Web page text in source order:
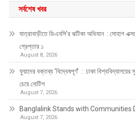
সর্বশেষ খবর
যাত্রাবাড়ীতে ডিএনসি’র ঝটিকা অভিযান : সোহাগ
গ্রেপ্তার ১
August 8, 2026
ফুয়াদের বক্তব্য ‘বিদ্বেষপূর্ণ’ : ঢাকা বিশ্ববিদ্যালয়ের
চেয়ে নোটিশ
August 7, 2026
Banglalink Stands with Communities
August 7, 2026